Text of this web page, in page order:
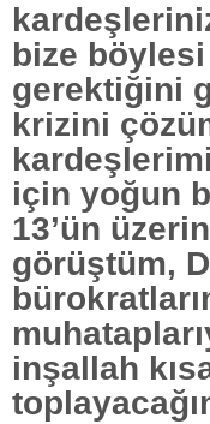
bize böylesi
gerektiğini
krizini
için yoğun
13’ün
görüştüm,
inşallah